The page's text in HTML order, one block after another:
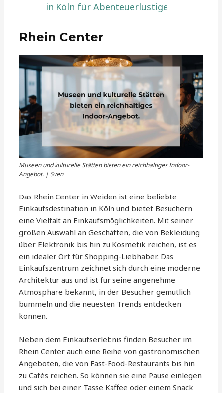
in Köln für Abenteuerlustige
Rhein Center
Museen und kulturelle Stätten bieten ein reichhaltiges Indoor-
Angebot. | Sven
Das Rhein Center in Weiden ist eine beliebte
Einkaufsdestination in Köln und bietet Besuchern
eine Vielfalt an Einkaufsmöglichkeiten. Mit seiner
großen Auswahl an Geschäften, die von Bekleidung
über Elektronik bis hin zu Kosmetik reichen, ist es
ein idealer Ort für Shopping-Liebhaber. Das
Einkaufszentrum zeichnet sich durch eine moderne
Architektur aus und ist für seine angenehme
Atmosphäre bekannt, in der Besucher gemütlich
bummeln und die neuesten Trends entdecken
können.
Neben dem Einkaufserlebnis finden Besucher im
Rhein Center auch eine Reihe von gastronomischen
Angeboten, die von Fast-Food-Restaurants bis hin
zu Cafés reichen. So können sie eine Pause einlegen
und sich bei einer Tasse Kaffee oder einem Snack